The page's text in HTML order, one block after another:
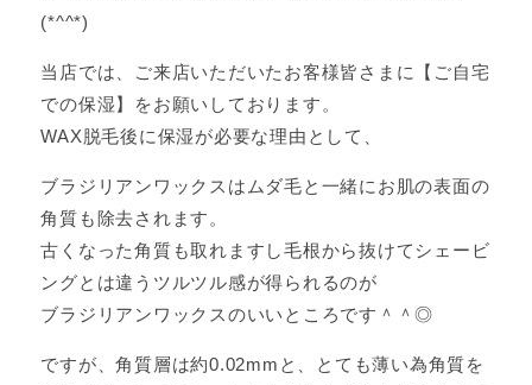
(*^^*)
当店では、ご来店いただいたお客様皆さまに【ご自宅
での保湿】をお願いしております。
WAX脱毛後に保湿が必要な理由として、
ブラジリアンワックスはムダ毛と一緒にお肌の表面の
角質も除去されます。
古くなった角質も取れますし毛根から抜けてシェービ
ングとは違うツルツル感が得られるのが
ブラジリアンワックスのいいところです＾＾◎
ですが、角質層は約0.02mmと、とても薄い為角質を